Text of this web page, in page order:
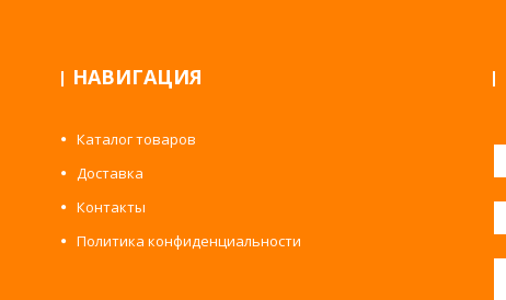
НАВИГАЦИЯ
Каталог товаров
Доставка
Контакты
Политика конфиденциальности